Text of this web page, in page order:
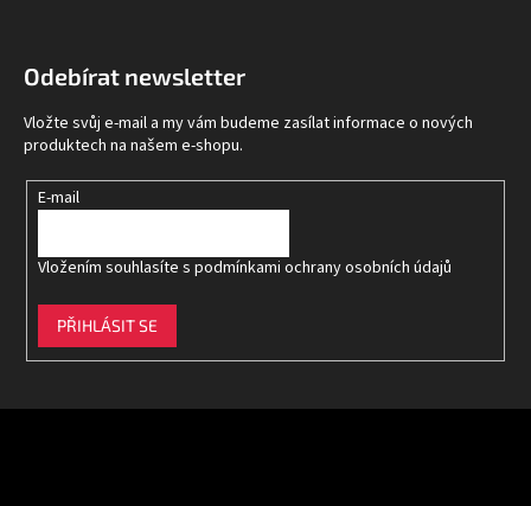
Odebírat newsletter
Vložte svůj e-mail a my vám budeme zasílat informace o nových
produktech na našem e-shopu.
E-mail
Vložením souhlasíte s podmínkami ochrany osobních údajů
PŘIHLÁSIT SE